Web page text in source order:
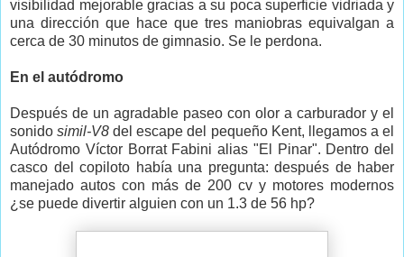
visibilidad mejorable gracias a su poca superficie vidriada y
una dirección que hace que tres maniobras equivalgan a
cerca de 30 minutos de gimnasio. Se le perdona.
En el autódromo
Después de un agradable paseo con olor a carburador y el
sonidosimil-V8 del escape del pequeño Kent, llegamos a el
Autódromo Víctor Borrat Fabini alias "El Pinar". Dentro del
casco del copiloto había una pregunta: después de haber
manejado autos con más de 200 cv y motores modernos
¿se puede divertir alguien con un 1.3 de 56 hp?